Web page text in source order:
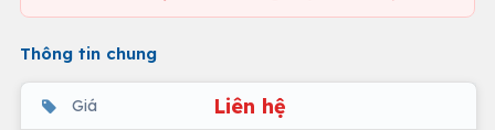
Thông tin chung
Giá Liên hệ